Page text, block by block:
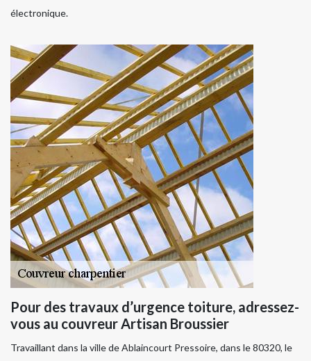
électronique.
Pour des travaux d’urgence toiture, adressez-
vous au couvreur Artisan Broussier
Travaillant dans la ville de Ablaincourt Pressoire, dans le 80320, le